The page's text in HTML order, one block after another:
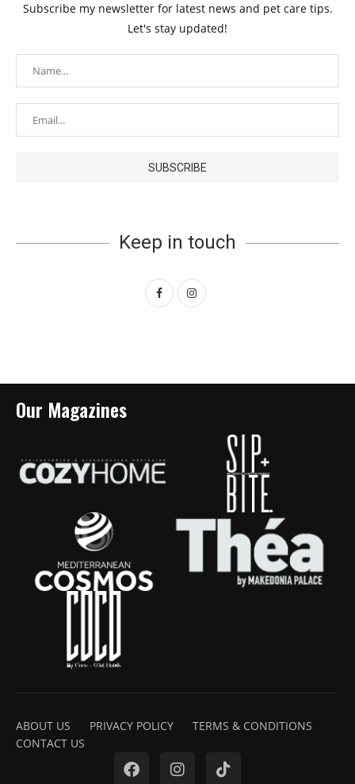
Subscribe my newsletter for latest news and pet care tips.
Let's stay updated!
Keep in touch
Our Magazines
ABOUT US PRIVACY POLICY
TERMS & CONDITIONS
CONTACT US